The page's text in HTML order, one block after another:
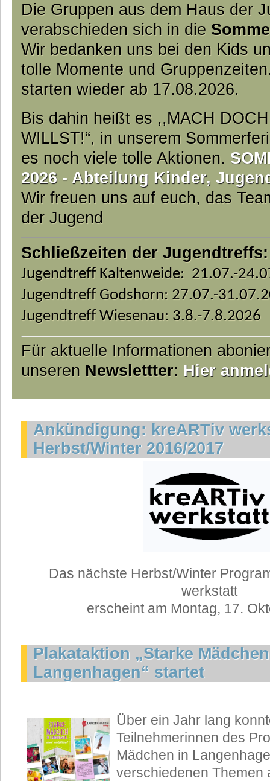
Die Gruppen aus dem Haus der
verabschieden sich in die
Wir bedanken uns bei den Kids
tolle Momente und
starten wieder ab 17.08.2026.
Bis dahin heißt es ,,MACH
WILLST!“, in unserem
es noch viele tolle Aktionen.
2026 - Abteilung Kinder,
Wir freuen uns auf euch, das
der Jugend
Schließzeiten der Jugendtreffs:
Jugendtreff Kaltenweide: 21.07.-
Jugendtreff Godshorn: 27.07.-
Jugendtreff Wiesenau: 3.8.-7.8.2026
Für aktuelle Informationen
unseren Newslettter: Hier
Ankündigung: kreARTiv
Herbst/Winter 2016/2017
Das nächste Herbst/Winter
werkstatt
erscheint am Montag, 17.
Plakataktion „Starke
Langenhagen“ startet
Über ein Jahr lang
Teilnehmerinnen des
Mädchen in
verschiedenen Themen